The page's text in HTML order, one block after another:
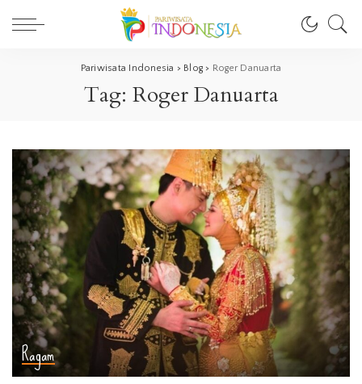
Pariwisata Indonesia > Blog > Roger Danuarta
Tag: Roger Danuarta
Ragam